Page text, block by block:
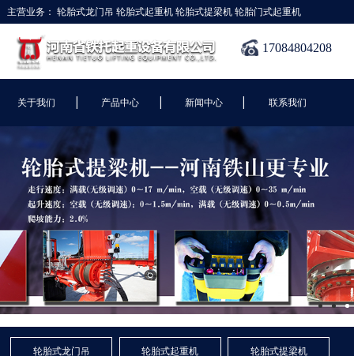
主营业务： 轮胎式龙门吊 轮胎式起重机轮胎式提梁机轮胎门式起重机
17084804208
关于我们 | 产品中心 | 新闻中心 | 联系我们
轮胎式龙门吊 轮胎式起重机 轮胎式提梁机